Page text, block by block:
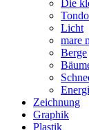
Die
Tondo
Licht
mare
Berge
Zeichnung
Graphik
Plastik